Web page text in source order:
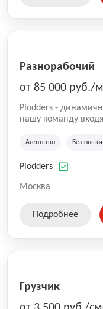
Разнорабочий
от 85 000 руб./
Plodders -
нашу команду
на рынке
оказываемых услуг.
Агентство Без опыта
Plodders
Москва
Подробнее
Грузчик